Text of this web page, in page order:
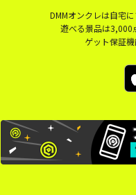
DMMオンクレは自宅
遊べる景品は3,000
ゲット保証